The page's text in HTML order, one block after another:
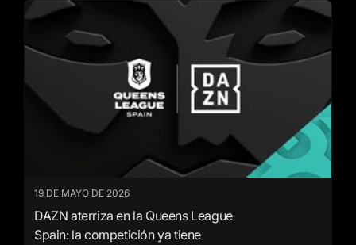
19 DE MAYO DE 2026
DAZN aterriza en la Queens League
Spain: la competición ya tiene